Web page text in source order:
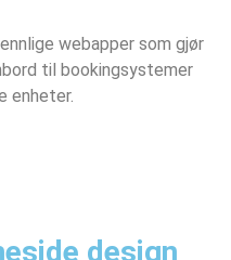
webapper som gjør
til bookingsystemer
enheter.
design